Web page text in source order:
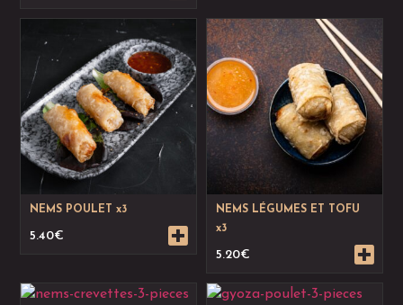
NEMS POULET x3
5.40€
NEMS LÉGUMES ET TOFU
x3
5.20€